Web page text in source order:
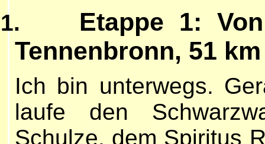
1.
Etappe 1:
Tennenbronn, 51 km
Ich bin unterwegs.
laufe den
Schulze, dem Spiritus